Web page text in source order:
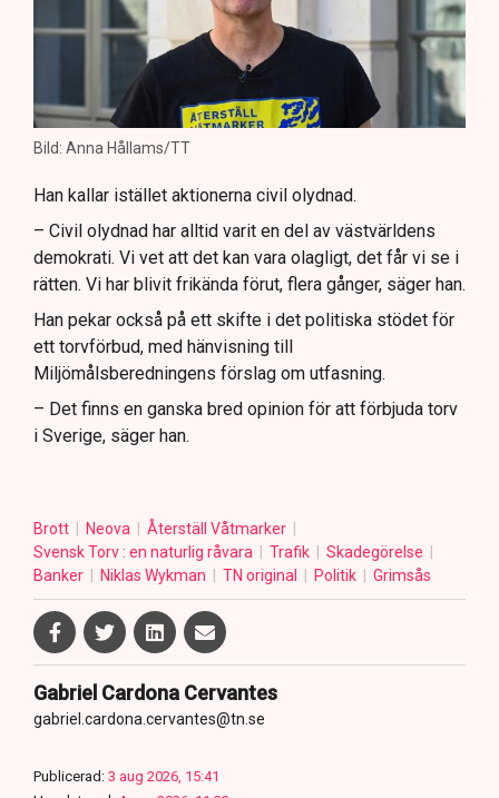
Bild: Anna Hållams/TT
Han kallar istället aktionerna civil olydnad.
– Civil olydnad har alltid varit en del av västvärldens
demokrati. Vi vet att det kan vara olagligt, det får vi se i
rätten. Vi har blivit frikända förut, flera gånger, säger han.
Han pekar också på ett skifte i det politiska stödet för
ett torvförbud, med hänvisning till
Miljömålsberedningens förslag om utfasning.
– Det finns en ganska bred opinion för att förbjuda torv
i Sverige, säger han.
Brott Neova
Återställ Våtmarker
Svensk Torv : en naturlig råvara
Trafik
Skadegörelse
Banker
Niklas Wykman TN original Politik Grimsås
Gabriel Cardona Cervantes
gabriel.cardona.cervantes@tn.se
Publicerad: 3 aug 2026, 15:41